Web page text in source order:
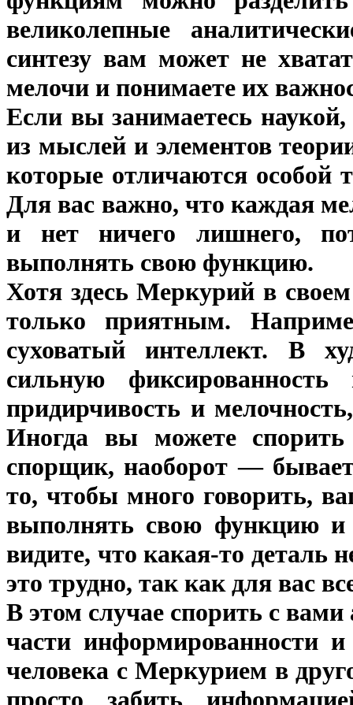
великолепные
синтезу вам может не
мелочи и понимаете их
Если вы занимаетесь
из мыслей и элементов
которые отличаются особой
Для вас важно, что каждая
и нет ничего лишнего,
выполнять свою функцию.
Хотя здесь Меркурий в
только приятным.
суховатый интеллект. В
сильную
придирчивость и
Иногда вы можете
спорщик, наоборот —
то, чтобы много говорить,
выполнять свою функцию
видите, что какая-то деталь
это трудно, так как для вас
В этом случае спорить с
части информированности
человека с Меркурием в
просто забить